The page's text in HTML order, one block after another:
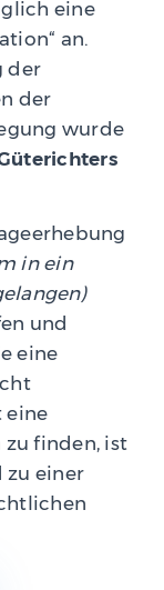
eine
an.
der
der
wurde
in ein
und
eine
eine
finden, ist
zu einer